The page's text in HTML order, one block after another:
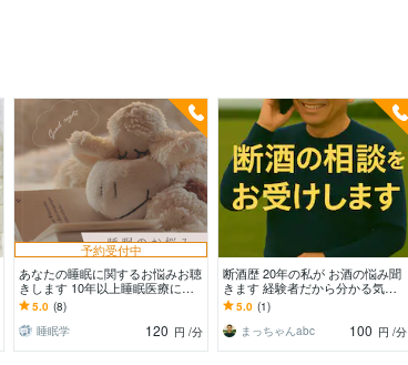
予約受付中
あなたの睡眠に関するお悩みお聴
きします 10年以上睡眠医療に関
わってきた医療従事者です。
5.0 (8)
睡眠学
120 円 /分
断酒歴 20年の私が お酒の悩み聞
きます 経験者だから分かる気持
ちがあります
5.0 (1)
まっちゃんabc
100 円 /分